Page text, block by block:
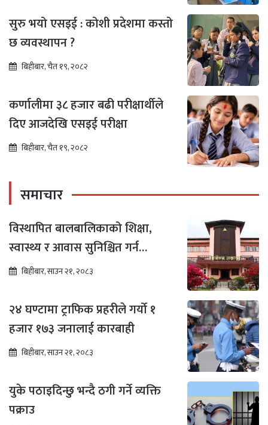
सुरु भयो एसइई : कोशी प्रदेशमा कस्तो
छ व्यवस्थापन ?
बिहीबार, चैत १९, २०८२
कर्णालीमा ३८ हजार बढी परीक्षार्थीले
दिए आजदेखि एसइई परीक्षा
बिहीबार, चैत १९, २०८२
समाचार
विस्थापित बालबालिकाको शिक्षा,
स्वास्थ्य र आवास सुनिश्चित गर्न
सर्वोच्चको अन्तरिम आदेश
बिहीबार, साउन २१, २०८३
२४ घण्टामा ट्राफिक प्रहरीले गर्यो १
हजार १७३ जनालाई कारबाही
बिहीबार, साउन २१, २०८३
युके पठाइदिन्छु भन्दै ठगी गर्ने व्यक्ति
पक्राउ